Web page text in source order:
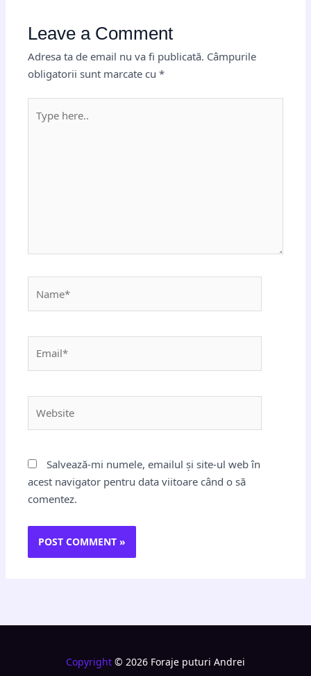
Leave a Comment
Adresa ta de email nu va fi publicată. Câmpurile
obligatorii sunt marcate cu*
here..
Salvează-mi numele, emailul și site-ul web în
acest navigator pentru data viitoare când o să
comentez.
Copyright © 2026 Foraje puturi Andrei